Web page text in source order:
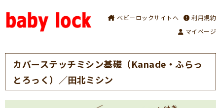
ベビーロックサイトへ
利用規約
マイページ
カバーステッチミシン基礎（Kanade・ふらっ
とろっく）／田北ミシン